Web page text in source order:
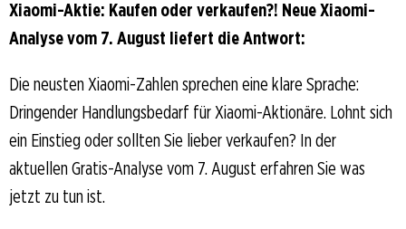
Xiaomi-Aktie: Kaufen oder verkaufen?! Neue Xiaomi-
Analyse vom 7. August liefert die Antwort:
Die neusten Xiaomi-Zahlen sprechen eine klare Sprache:
Dringender Handlungsbedarf für Xiaomi-Aktionäre. Lohnt sich
ein Einstieg oder sollten Sie lieber verkaufen? In der
aktuellen Gratis-Analyse vom 7. August erfahren Sie was
jetzt zu tun ist.